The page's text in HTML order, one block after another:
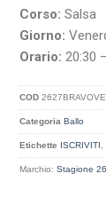
Corso: Salsa
Giorno:
Orario: 20:30
COD
Categoria Ballo
Etichette ISCRIVITI ,
Marchio:Stagione